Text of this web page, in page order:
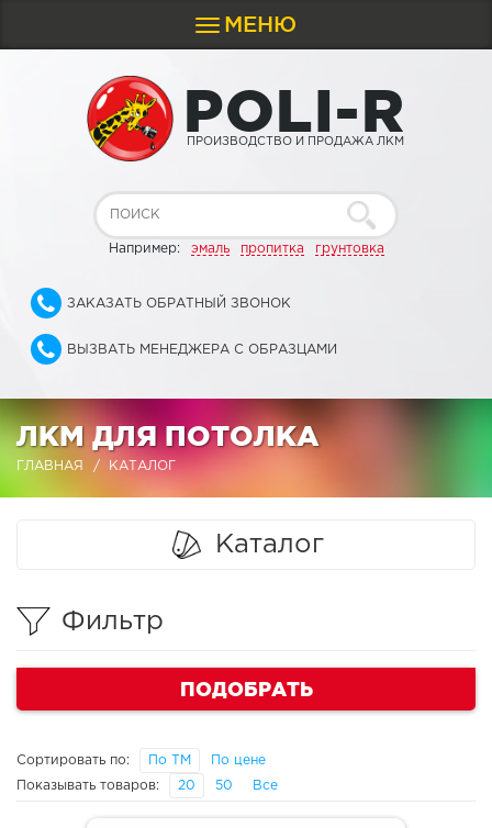
Toggle
navigation
МЕНЮ
POLI-R
ПРОИЗВОДСТВО И ПРОДАЖА ЛКМ
Например: эмаль пропитка грунтовка
ЗАКАЗАТЬ ОБРАТНЫЙ ЗВОНОК
ВЫЗВАТЬ МЕНЕДЖЕРА С ОБРАЗЦАМИ
ЛКМ ДЛЯ ПОТОЛКА
ГЛАВНАЯ КАТАЛОГ
Каталог
Фильтр
ПОДОБРАТЬ
Сортировать по: По ТМ По цене
Показывать товаров: 20 50 Все